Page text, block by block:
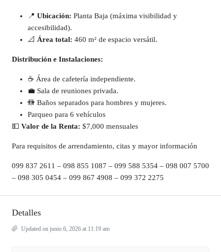
📍 Ubicación: Planta Baja (máxima visibilidad y
accesibilidad).
📐 Área total: 460 m² de espacio versátil.
Distribución e Instalaciones:
☕ Área de cafetería independiente.
💼 Sala de reuniones privada.
🚻 Baños separados para hombres y mujeres.
Parqueo para 6 vehículos
💵 Valor de la Renta: $7,000 mensuales
Para requisitos de arrendamiento, citas y mayor información
099 837 2611 – 098 855 1087 – 099 588 5354 – 098 007 5700
– 098 305 0454 – 099 867 4908 – 099 372 2275
Detalles
Updated on junio 6, 2026 at 11:19 am